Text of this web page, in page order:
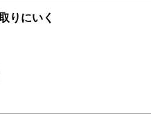
りにいく